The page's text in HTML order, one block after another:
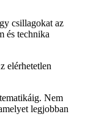
csillagokat az
és technika
elérhetetlen
Nem
legjobban